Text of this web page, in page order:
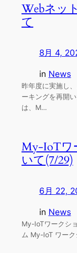
Webネッ
て
8月 4,
in News
昨年度に実施し
ーキングを再開
は、M…
My-IoTワ
いて(7/29)
6月 22,
in News
My-IoTワークシ
ム My-IoT ワー